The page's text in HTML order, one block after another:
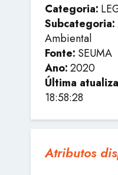
Categoria:
Subcategoria:
Ambiental
Fonte: SEUMA
Ano:2020
Última
18:58:28
Atributos